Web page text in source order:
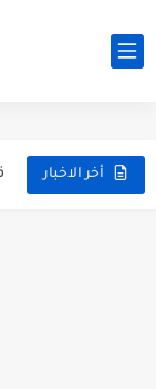
أخر الاخبار